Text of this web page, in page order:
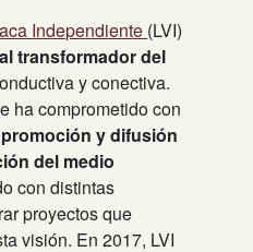
Independiente (LVI)
transformador del
y conectiva.
ha comprometido con
promoción y difusión
del medio
con distintas
proyectos que
visión. En 2017, LVI